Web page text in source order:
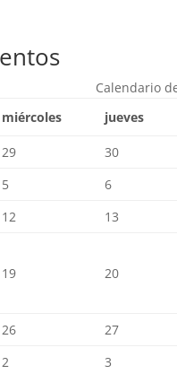
Calendario
miércoles jueves
29
30
5
6
12 13
19 20
26
27
2 3